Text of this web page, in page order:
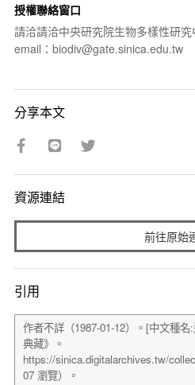
授權聯絡窗口
請洽請洽中央研究院生物多樣性研究
email：biodiv@gate.sinica.edu.tw
分享本文
資源連結
前往原始
引用